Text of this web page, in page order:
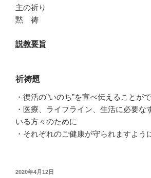
主の祈り
黙 祷
説教要旨
祈祷題
・復活の”いのち”を宣べ伝えることが
・医療、ライフライン、生活に必要な
いる方々のために
・それぞれのご健康が守られますよう
投
2020年4月12日